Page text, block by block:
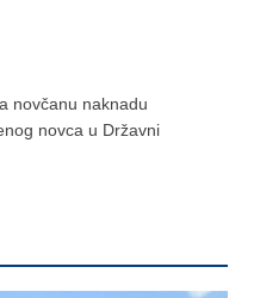
novčanu naknadu
novca u Državni